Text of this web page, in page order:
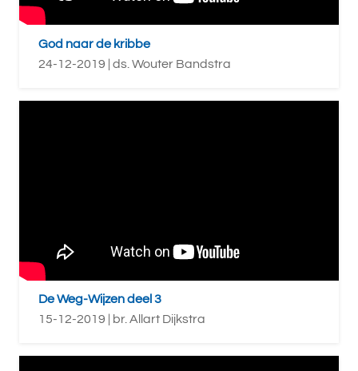
God naar de kribbe
24-12-2019 | ds. Wouter Bandstra
De Weg-Wijzen deel 3
15-12-2019 | br. Allart Dijkstra